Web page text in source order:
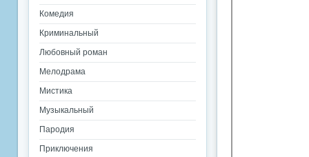
Комедия
Криминальный
Любовный роман
Мелодрама
Мистика
Музыкальный
Пародия
Приключения